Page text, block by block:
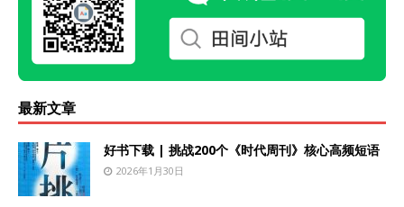
最新文章
好书下载 | 挑战200个《时代周刊》核心高频短语
2026年1月30日